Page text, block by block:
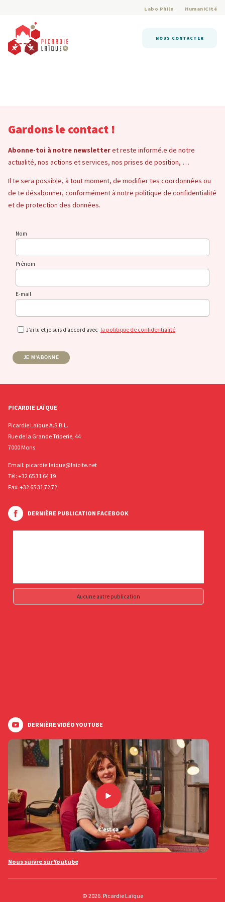
Labo Philo HumaniCité
NOUS CONTACTER
Gardons le contact !
Abonne-toi à notre newsletteret reste informé.e de notre
actualité, nos actions et services, nos prises de position, …
Il te sera possible, à tout moment, de modifier tes coordonnées ou
de te désabonner, conformément à notre politique de confidentialité
et de protection des données.
Nom
Prénom
E-mail
J’ai lu et je suis d’accord avec la politique de confidentialité
JE M'ABONNE
PICARDIE LAÏQUE
Picardie Laïque A.S.B.L.
Rue de la Grande Triperie, 44
7000 Mons
Email: picardie.laique@laicite.net
Tél: +32 65 31 64 19
Fax: +32 65 31 72 72
DERNIÈRE PUBLICATION FACEBOOK
Aucune autre publication
DERNIÈRE VIDÉO YOUTUBE
Nous suivre sur Youtube
© 2026. Picardie Laïque